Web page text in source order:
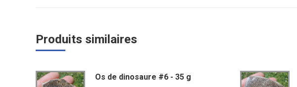
Produits similaires
Os de dinosaure #6 - 35 g